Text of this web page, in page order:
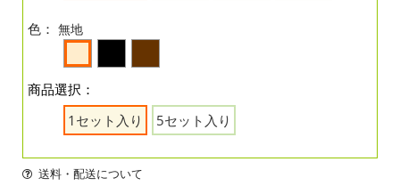
色： 無地
商品選択：
1セット入り
5セット入り
送料・配送について